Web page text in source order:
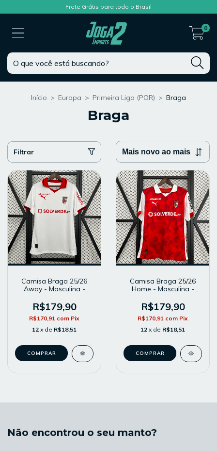
Frete Grátis para todo o Brasil
0
Início > Europa > Primeira Liga (POR) > Braga
Braga
Filtrar
Camisa Braga 25/26
Away - Masculina -
Branca
R$179,90
R$170,91 com Pix
12 x de R$18,51
COMPRAR
Camisa Braga 25/26
Home - Masculina -
Vermelha
R$179,90
R$170,91 com Pix
12 x de R$18,51
COMPRAR
Não encontrou o seu manto?